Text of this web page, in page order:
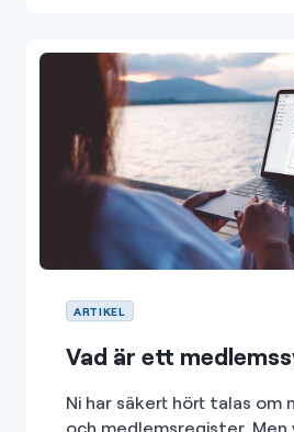
ARTIKEL
Vad är ett
Ni har säkert hört talas om
och medlemsregister. Men